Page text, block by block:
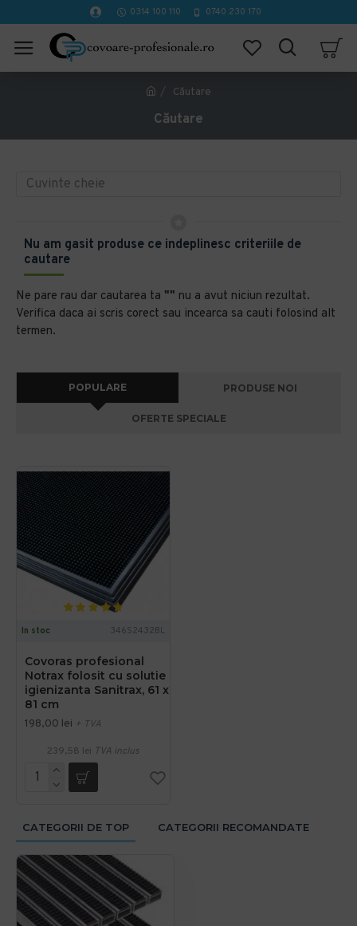
0314 100 110 0740 230 170
Căutare
Căutare
Nu am gasit produse ce indeplinesc criteriile de
cautare
Ne pare rau dar cautarea ta "" nu a avut niciun rezultat.
Verifica daca ai scris corect sau incearca sa cauti folosind alt
termen.
POPULARE PRODUSE NOI
OFERTE SPECIALE
In stoc 346S2432BL
Covoras profesional
Notrax folosit cu solutie
igienizanta Sanitrax, 61 x
81 cm
198,00 lei + TVA
239,58 lei TVA inclus
CATEGORII DE TOP CATEGORII RECOMANDATE